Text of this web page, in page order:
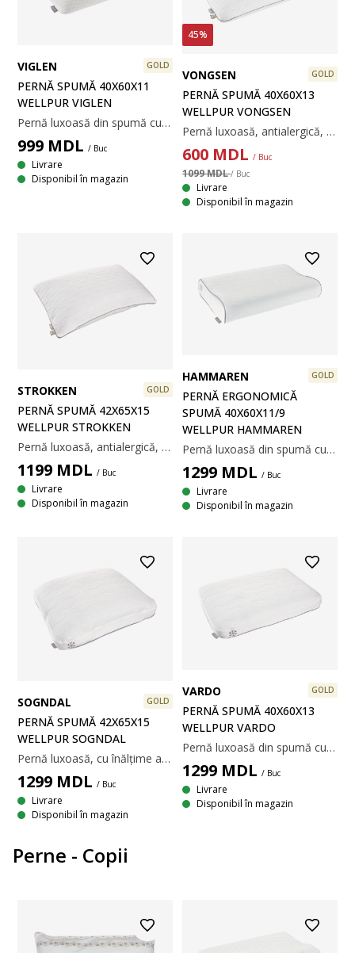
VIGLEN GOLD
PERNĂ SPUMĂ 40X60X11
WELLPUR VIGLEN
Pernă luxoasă din spumă cu memorie AIR ce înlătură tensiunea musculară. Husă din 100% poliester, lavabilă la 60°C. 40x60x11 cm
999 MDL / Buc
Livrare
Disponibil în magazin
45%
VONGSEN GOLD
PERNĂ SPUMĂ 40X60X13
WELLPUR VONGSEN
Pernă luxoasă, antialergică, din spumă cu memorie AIR care înlătură presiunea musculară. Cu găuri pentru ventilație și infuzată cu cărbune de bambus care absoarbe umezeala. Găurile pentru ventilație îmbunătățesc circulația aerului în pernă și ajută la reglarea temperaturii. Spuma cu memorie AIR se modelează rapid și precis pe gât și umeri, chiar și într-un mediu de somn răcoros. Țesătură din 100% poliester, tratată împotriva acarienilor. Temperatură spălare: 40°C. 40x60x13 cm
600 MDL / Buc
1099 MDL/ Buc
Livrare
Disponibil în magazin
STROKKEN GOLD
PERNĂ SPUMĂ 42X65X15
WELLPUR STROKKEN
Pernă luxoasă, antialergică, cu înălțime ajustabilă din bucăți de spumă cu memorie AIR ce înlătură tensiunea musculară. Spuma cu memorie AIR se mulează rapid și perfect pe conturul gâtului și umerilor, chiar și într-un mediu răcoros de somn. Înălțimea pernei poate fi ajustată îndepărtând o parte din umplutură. Țesătură din 100% poliester, tratată împotriva acarienilor. Temperatură spălare: 40°C. Matlasare din spumă cu memorie AIR infuzată cu cărbune de bambus. 42x65x15 cm
1199 MDL / Buc
Livrare
Disponibil în magazin
HAMMAREN GOLD
PERNĂ ERGONOMICĂ
SPUMĂ 40X60X11/9
WELLPUR HAMMAREN
Pernă luxoasă din spumă cu memorie AIR ce înlătură tensiunea musculară. Perna are un strat de gel răcoritor. Husă din poliester și polietilenă răcoroasă pe o parte, lavabilă la 40°C. 40x60x11/9 cm
1299 MDL / Buc
Livrare
Disponibil în magazin
SOGNDAL GOLD
PERNĂ SPUMĂ 42X65X15
WELLPUR SOGNDAL
Pernă luxoasă, cu înălțime ajustabilă, din bucăți de spumă cu memorie AIR ce înlătură tensiunea musculară. Perna are un strat de gel răcoritor pe o parte. Husă din poliester cu polietilenă răcoroasă pe o parte, lavabilă la 40°C. Matlasare din spumă cu memorie AIR. 42x65x15 cm
1299 MDL / Buc
Livrare
Disponibil în magazin
VARDO GOLD
PERNĂ SPUMĂ 40X60X13
WELLPUR VARDO
Pernă luxoasă din spumă cu memorie AIR ce înlătură tensiunea musculară. Perna are un strat de gel răcoritor pe o parte. Husă din poliester cu polietilenă răcoroasă pe o parte, lavabilă la 40°C. 40x60x13 cm
1299 MDL / Buc
Livrare
Disponibil în magazin
Perne - Copii